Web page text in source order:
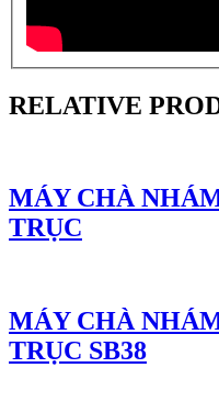
RELATIVE
MÁY CHÀ
TRỤC
MÁY CHÀ
TRỤC SB38